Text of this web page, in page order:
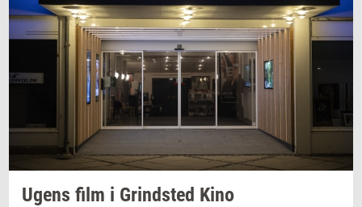
Ugens film i Grind­sted Kino